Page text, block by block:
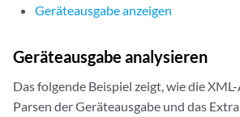
Geräteausgabe anzeigen
Geräteausgabe analysieren
Das folgende Beispiel zeigt, wie die
Parsen der Geräteausgabe und das